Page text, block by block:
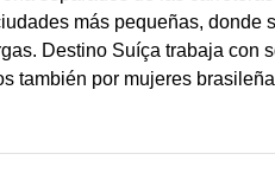
más pequeñas, donde
Destino Suíça trabaja con
también por mujeres